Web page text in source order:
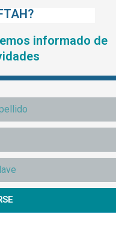
informado de